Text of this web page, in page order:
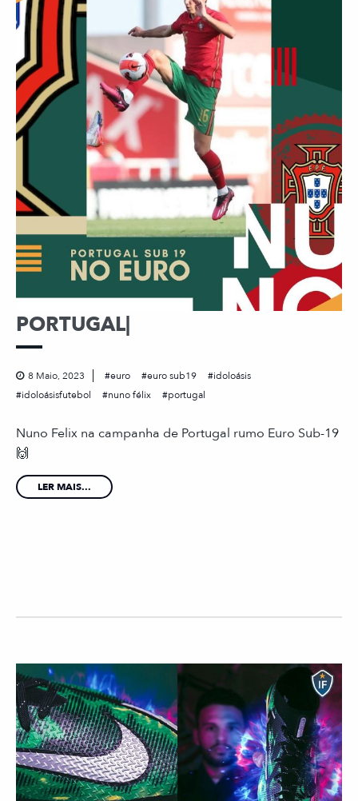
PORTUGAL|
8 Maio, 2023 euro euro sub19
idoloásis
idoloásisfutebol
nuno félix portugal
Nuno Felix na campanha de Portugal rumo Euro Sub-19
🙌
LER MAIS...